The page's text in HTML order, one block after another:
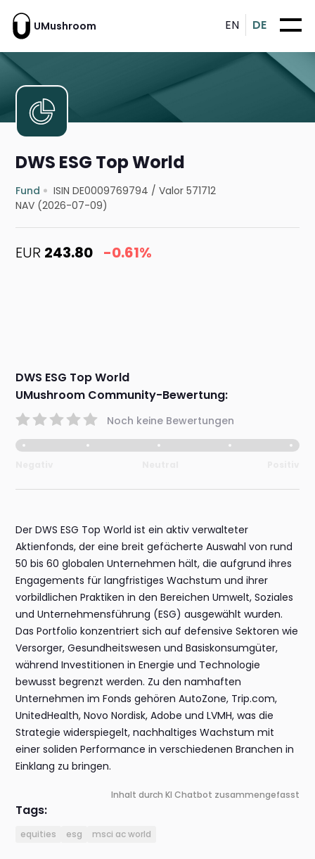
UMushroom EN DE
DWS ESG Top World
Fund ISIN DE0009769794 /Valor 571712
NAV (2026-07-09)
EUR 243.80 -0.61%
DWS ESG Top World
UMushroom Community-Bewertung:
Noch keine Bewertungen
Der DWS ESG Top World ist ein aktiv verwalteter
Aktienfonds, der eine breit gefächerte Auswahl von rund
50 bis 60 globalen Unternehmen hält, die aufgrund ihres
Engagements für langfristiges Wachstum und ihrer
vorbildlichen Praktiken in den Bereichen Umwelt, Soziales
und Unternehmensführung (ESG) ausgewählt wurden.
Das Portfolio konzentriert sich auf defensive Sektoren wie
Versorger, Gesundheitswesen und Basiskonsumgüter,
während Investitionen in Energie und Technologie
bewusst begrenzt werden. Zu den namhaften
Unternehmen im Fonds gehören AutoZone, Trip.com,
UnitedHealth, Novo Nordisk, Adobe und LVMH, was die
Strategie widerspiegelt, nachhaltiges Wachstum mit
einer soliden Performance in verschiedenen Branchen in
Einklang zu bringen.
Inhalt durch KI Chatbot zusammengefasst
Tags:
equities esg msci ac world